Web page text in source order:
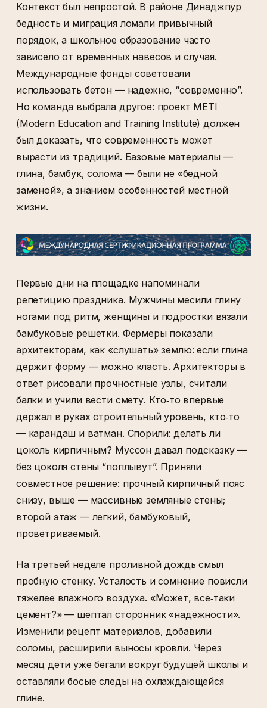
Контекст был непростой. В районе Динаджпур
бедность и миграция ломали привычный
порядок, а школьное образование часто
зависело от временных навесов и случая.
Международные фонды советовали
использовать бетон — надежно, “современно”.
Но команда выбрала другое: проект METI
(Modern Education and Training Institute) должен
был доказать, что современность может
вырасти из традиций. Базовые материалы —
глина, бамбук, солома — были не «бедной
заменой», а знанием особенностей местной
жизни.
Первые дни на площадке напоминали
репетицию праздника. Мужчины месили глину
ногами под ритм, женщины и подростки вязали
бамбуковые решетки. Фермеры показали
архитекторам, как «слушать» землю: если глина
держит форму — можно класть. Архитекторы в
ответ рисовали прочностные узлы, считали
балки и учили вести смету. Кто‑то впервые
держал в руках строительный уровень, кто‑то
— карандаш и ватман. Спорили: делать ли
цоколь кирпичным? Муссон давал подсказку —
без цоколя стены “поплывут”. Приняли
совместное решение: прочный кирпичный пояс
снизу, выше — массивные земляные стены;
второй этаж — легкий, бамбуковый,
проветриваемый.
На третьей неделе проливной дождь смыл
пробную стенку. Усталость и сомнение повисли
тяжелее влажного воздуха. «Может, все‑таки
цемент?» — шептал сторонник «надежности».
Изменили рецепт материалов, добавили
соломы, расширили выносы кровли. Через
месяц дети уже бегали вокруг будущей школы и
оставляли босые следы на охлаждающейся
глине.